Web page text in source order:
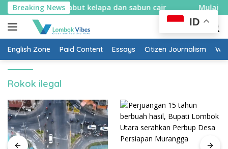
Skip
to
content
Breaking News
spons sabut kelapa dan sabun cair Mulai 10
English Zone Paid Content Essays Citizen Journalism
Rokok ilegal
ID